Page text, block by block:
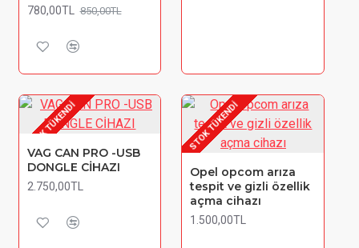
780,00TL 850,00TL
STOK TÜKENDI
VAG CAN PRO -USB
DONGLE CİHAZI
2.750,00TL
STOK TÜKENDI
Opel opcom arıza
tespit ve gizli özellik
açma cihazı
1.500,00TL